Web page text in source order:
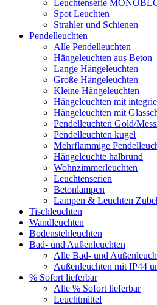
Leuchtenserie
Spot Leuchten
Strahler und Schienen
Pendelleuchten
Alle Pendelleuchten
Hängeleuchten aus Beton
Lange Hängeleuchten
Große Hängeleuchten
Kleine Hängeleuchten
Hängeleuchten mit
Hängeleuchten mit
Pendelleuchten Gold/
Pendelleuchten kugel
Mehrflammige
Hängeleuchte halbrund
Wohnzimmerleuchten
Leuchtenserien
Betonlampen
Lampen & Leuchten
Tischleuchten
Wandleuchten
Bodenstehleuchten
Bad- und Außenleuchten
Alle Bad- und
Außenleuchten mit IP44
% Sofort lieferbar
Alle % Sofort lieferbar
Leuchtmittel